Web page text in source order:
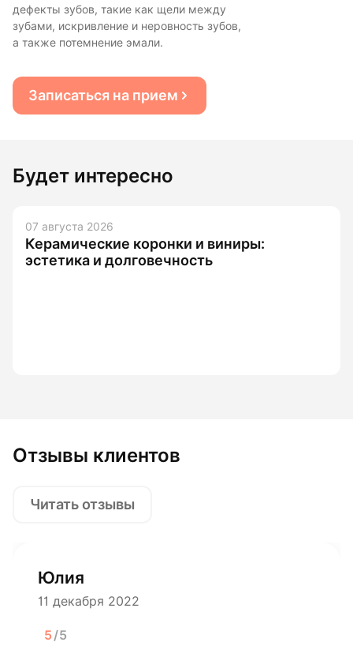
дефекты зубов, такие как щели между
зубами, искривление и неровность зубов,
а также потемнение эмали.
Записаться на прием
Будет интересно
07 августа 2026
Керамические коронки и виниры:
эстетика и долговечность
Отзывы клиентов
Читать отзывы
Юлия
11 декабря 2022
5/5